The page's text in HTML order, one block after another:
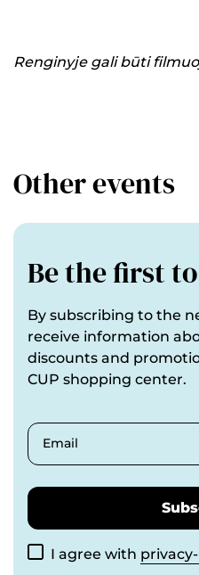
Renginyje gali būti
Other events
Be the first
By subscribing to the
receive information
discounts and
CUP shopping center.
Email
I agree with